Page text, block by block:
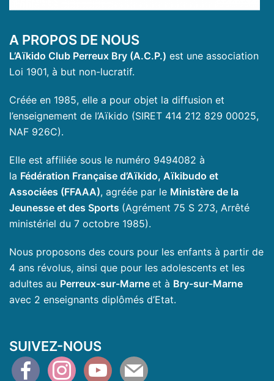
A PROPOS DE NOUS
L’Aïkido Club Perreux Bry (A.C.P.) est une association
Loi 1901, à but non-lucratif.
Créée en 1985, elle a pour objet la diffusion et
l’enseignement de l’Aïkido (SIRET 414 212 829 00025,
NAF 926C).
Elle est affiliée sous le numéro 9494082 à
la Fédération Française d’Aïkido, Aïkibudo et
Associées (FFAAA), agréée par le Ministère de la
Jeunesse et des Sports (Agrément 75 S 273, Arrêté
ministériel du 7 octobre 1985).
Nous proposons des cours pour les enfants à partir de
4 ans révolus, ainsi que pour les adolescents et les
adultes au Perreux-sur-Marne et à Bry-sur-Marne
avec 2 enseignants diplômés d’Etat.
SUIVEZ-NOUS
facebookinstagramyoutubemail